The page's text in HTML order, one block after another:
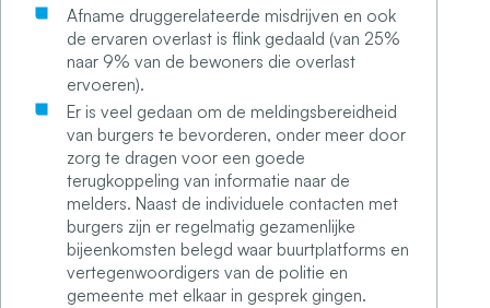
Afname druggerelateerde misdrijven en ook
de ervaren overlast is flink gedaald (van 25%
naar 9% van de bewoners die overlast
ervoeren).
Er is veel gedaan om de meldingsbereidheid
van burgers te bevorderen, onder meer door
zorg te dragen voor een goede
terugkoppeling van informatie naar de
melders. Naast de individuele contacten met
burgers zijn er regelmatig gezamenlijke
bijeenkomsten belegd waar buurtplatforms en
vertegenwoordigers van de politie en
gemeente met elkaar in gesprek gingen.